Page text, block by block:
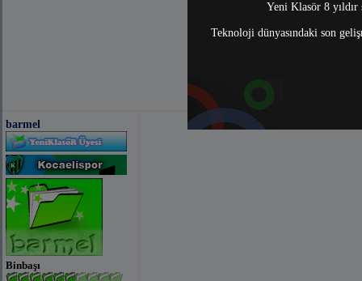
Yeni Klasör 8
Teknoloji dünyasındaki son
barmel
Binbaşı